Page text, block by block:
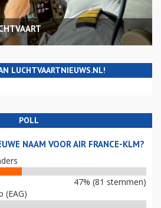
LUCHTVAARTNIEUWS.NL!
POLL
NAAM VOOR AIR FRANCE-KLM?
47% (81 stemmen)
(EAG)